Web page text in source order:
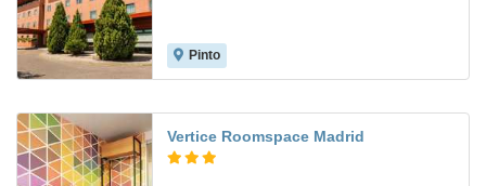
Pinto
Vertice Roomspace Madrid